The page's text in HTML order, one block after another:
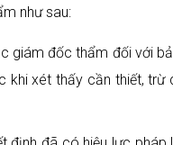
như sau:
giám đốc thẩm đối với
xét thấy cần thiết, trừ